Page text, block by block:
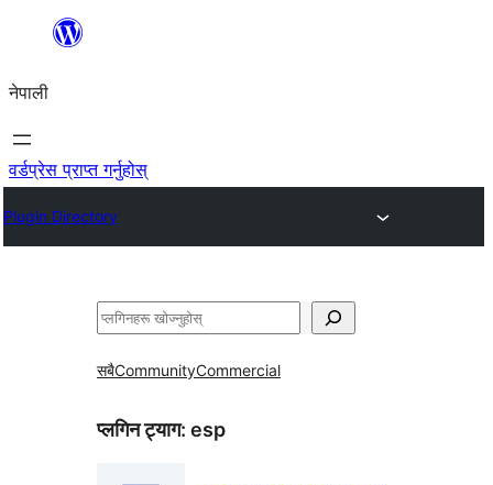
सामग्रीमा
नेपाली
वर्डप्रेस प्राप्त गर्नुहोस्
Plugin Directory
खोज्नुहोस्
सबैCommunityCommercial
प्लगिन ट्याग: esp